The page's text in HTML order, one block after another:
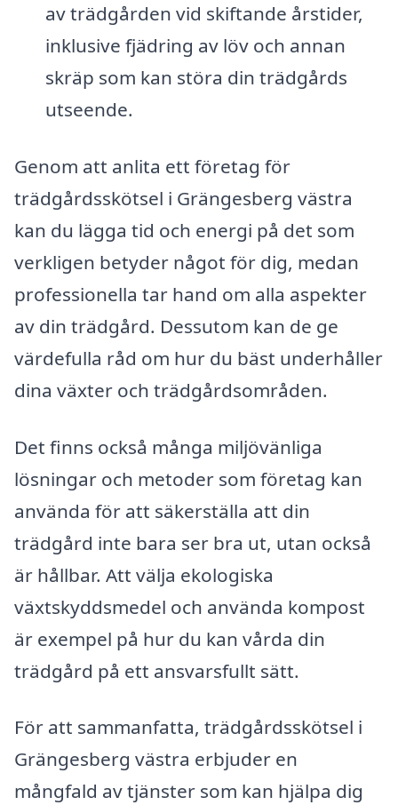
av trädgården vid skiftande årstider,
inklusive fjädring av löv och annan
skräp som kan störa din trädgårds
utseende.
Genom att anlita ett företag för
trädgårdsskötsel i Grängesberg västra
kan du lägga tid och energi på det som
verkligen betyder något för dig, medan
professionella tar hand om alla aspekter
av din trädgård. Dessutom kan de ge
värdefulla råd om hur du bäst underhåller
dina växter och trädgårdsområden.
Det finns också många miljövänliga
lösningar och metoder som företag kan
använda för att säkerställa att din
trädgård inte bara ser bra ut, utan också
är hållbar. Att välja ekologiska
växtskyddsmedel och använda kompost
är exempel på hur du kan vårda din
trädgård på ett ansvarsfullt sätt.
För att sammanfatta, trädgårdsskötsel i
Grängesberg västra erbjuder en
mångfald av tjänster som kan hjälpa dig